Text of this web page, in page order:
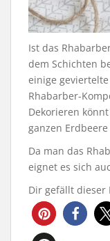
Ist das
dem Schichten
einige
Rhabarber-
Dekorieren
ganzen
Da man das
eignet es sich
Dir gefällt dieser
145 17